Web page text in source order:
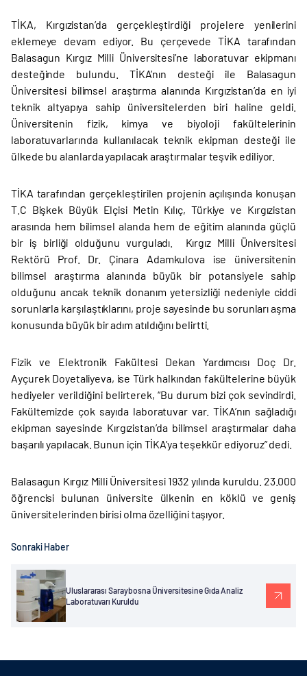
TİKA, Kırgızistan’da gerçekleştirdiği projelere yenilerini
eklemeye devam ediyor. Bu çerçevede TİKA tarafından
Balasagun Kırgız Milli Üniversitesi’ne laboratuvar ekipmanı
desteğinde bulundu. TİKA’nın desteği ile Balasagun
Üniversitesi bilimsel araştırma alanında Kırgızistan’da en iyi
teknik altyapıya sahip üniversitelerden biri haline geldi.
Üniversitenin fizik, kimya ve biyoloji fakültelerinin
laboratuvarlarında kullanılacak teknik ekipman desteği ile
ülkede bu alanlarda yapılacak araştırmalar teşvik ediliyor.
TİKA tarafından gerçekleştirilen projenin açılışında konuşan
T.C Bişkek Büyük Elçisi Metin Kılıç, Türkiye ve Kırgızistan
arasında hem bilimsel alanda hem de eğitim alanında güçlü
bir iş birliği olduğunu vurguladı. Kırgız Milli Üniversitesi
Rektörü Prof. Dr. Çinara Adamkulova ise üniversitenin
bilimsel araştırma alanında büyük bir potansiyele sahip
olduğunu ancak teknik donanım yetersizliği nedeniyle ciddi
sorunlarla karşılaştıklarını, proje sayesinde bu sorunları aşma
konusunda büyük bir adım atıldığını belirtti.
Fizik ve Elektronik Fakültesi Dekan Yardımcısı Doç Dr.
Ayçurek Doyetaliyeva, ise Türk halkından fakültelerine büyük
hediyeler verildiğini belirterek, “Bu durum bizi çok sevindirdi.
Fakültemizde çok sayıda laboratuvar var. TİKA’nın sağladığı
ekipman sayesinde Kırgızistan’da bilimsel araştırmalar daha
başarılı yapılacak. Bunun için TİKA’ya teşekkür ediyoruz” dedi.
Balasagun Kırgız Milli Üniversitesi 1932 yılında kuruldu. 23.000
öğrencisi bulunan üniversite ülkenin en köklü ve geniş
üniversitelerinden birisi olma özelliğini taşıyor.
Sonraki Haber
Uluslararası Saraybosna Üniversitesine Gıda Analiz
Laboratuvarı Kuruldu